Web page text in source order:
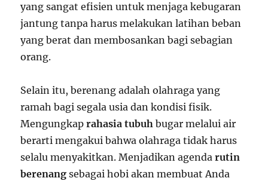
yang sangat efisien untuk menjaga kebugaran
jantung tanpa harus melakukan latihan beban
yang berat dan membosankan bagi sebagian
orang.
Selain itu, berenang adalah olahraga yang
ramah bagi segala usia dan kondisi fisik.
Mengungkaprahasia tubuh bugar melalui air
berarti mengakui bahwa olahraga tidak harus
selalu menyakitkan. Menjadikan agendarutin
berenang sebagai hobi akan membuat Anda